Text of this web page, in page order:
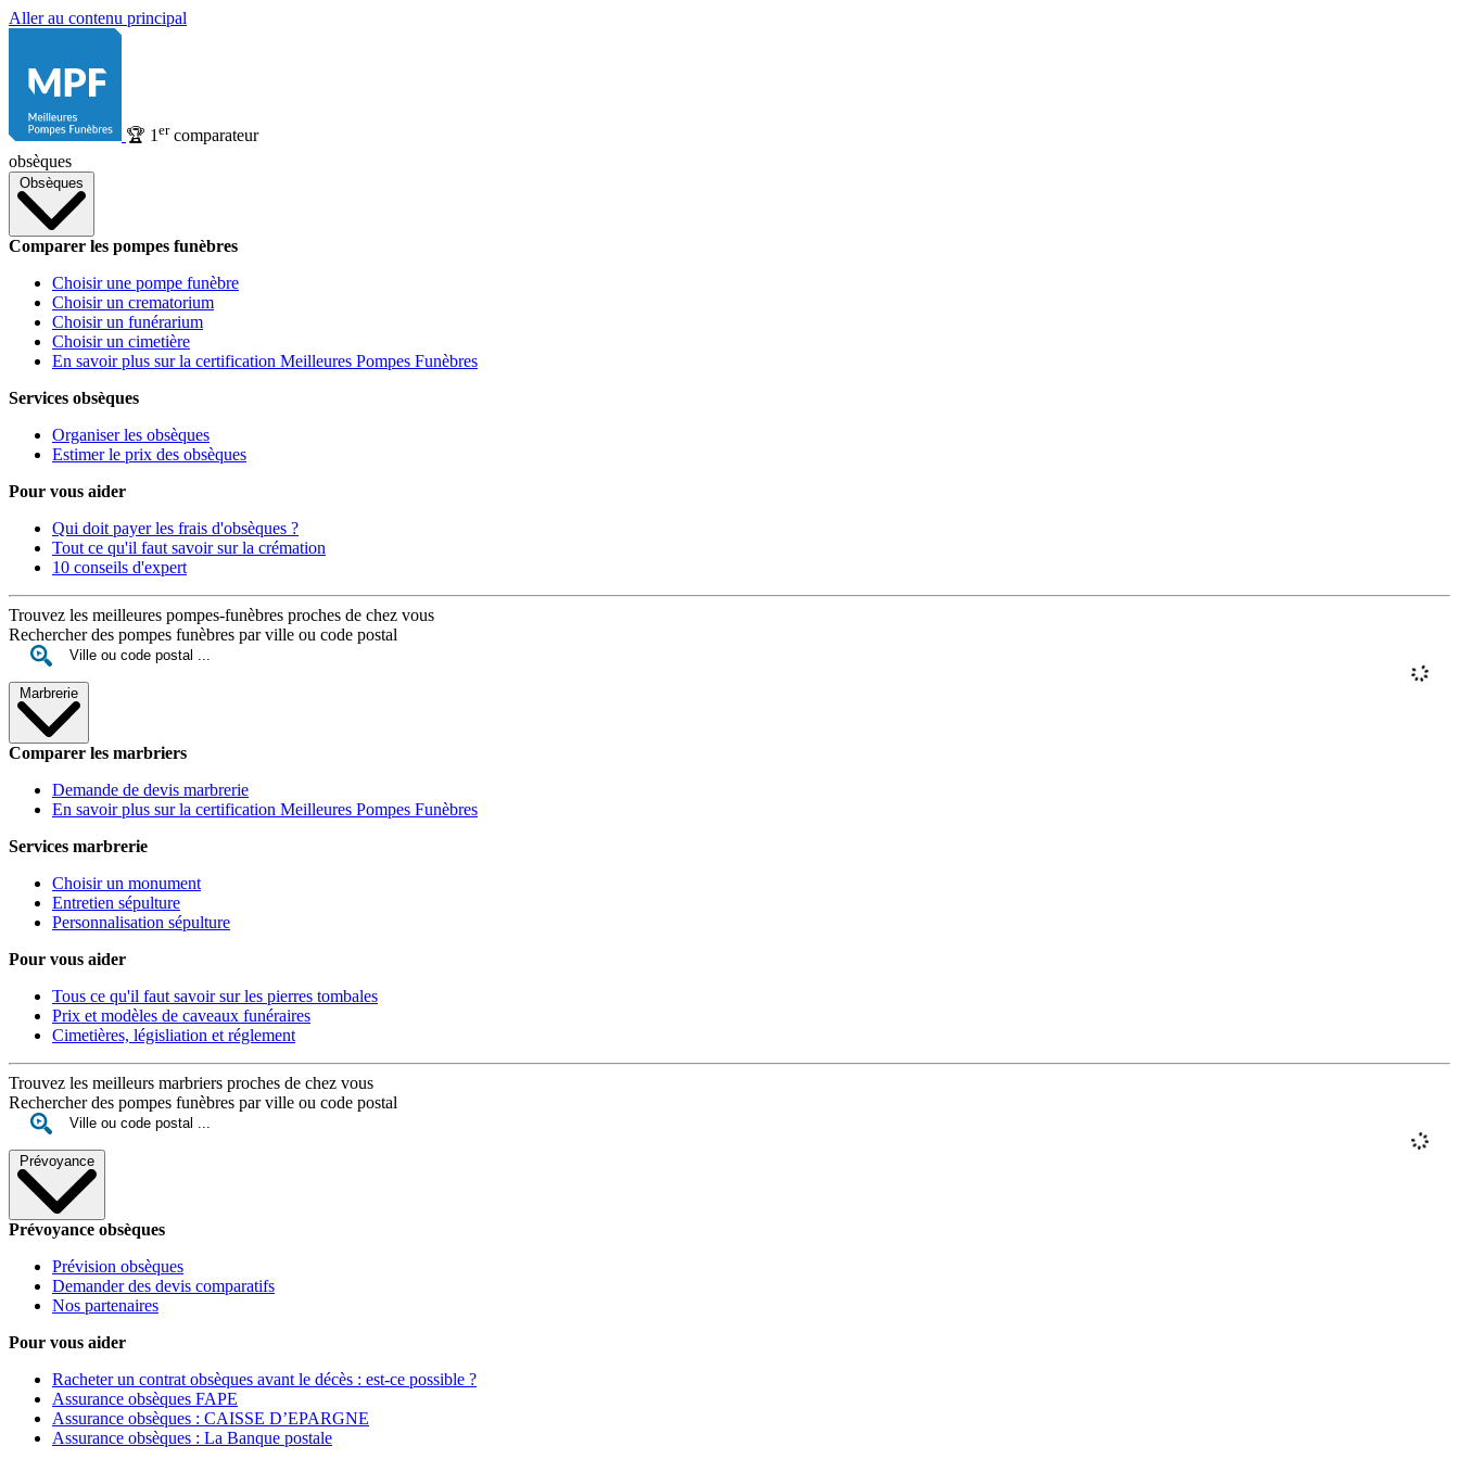
Aller au contenu principal
🏆 1 ercomparateur
obsèques
Obsèques
Comparer les pompes funèbres
Choisir une pompe funèbre
Choisir un crematorium
Choisir un funérarium
Choisir un cimetière
En savoir plus sur la certification Meilleures Pompes Funèbres
Services obsèques
Organiser les obsèques
Estimer le prix des obsèques
Pour vous aider
Qui doit payer les frais d'obsèques ?
Tout ce qu'il faut savoir sur la crémation
10 conseils d'expert
Trouvez les meilleures pompes-funèbres proches de chez vous
Rechercher des pompes funèbres par ville ou code postal
Marbrerie
Comparer les marbriers
Demande de devis marbrerie
En savoir plus sur la certification Meilleures Pompes Funèbres
Services marbrerie
Choisir un monument
Entretien sépulture
Personnalisation sépulture
Pour vous aider
Tous ce qu'il faut savoir sur les pierres tombales
Prix et modèles de caveaux funéraires
Cimetières, législiation et réglement
Trouvez les meilleurs marbriers proches de chez vous
Rechercher des pompes funèbres par ville ou code postal
Prévoyance
Prévoyance obsèques
Prévision obsèques
Demander des devis comparatifs
Nos partenaires
Pour vous aider
Racheter un contrat obsèques avant le décès : est-ce possible ?
Assurance obsèques FAPE
Assurance obsèques : CAISSE D’EPARGNE
Assurance obsèques : La Banque postale